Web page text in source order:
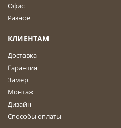
Офис
Разное
КЛИЕНТАМ
Доставка
Гарантия
Замер
Монтаж
Дизайн
Способы оплаты